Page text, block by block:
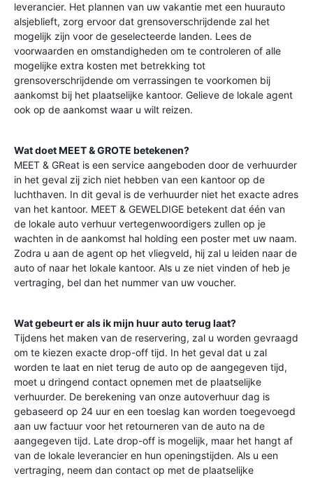
leverancier. Het plannen van uw vakantie met een huurauto
alsjeblieft, zorg ervoor dat grensoverschrijdende zal het
mogelijk zijn voor de geselecteerde landen. Lees de
voorwaarden en omstandigheden om te controleren of alle
mogelijke extra kosten met betrekking tot
grensoverschrijdende om verrassingen te voorkomen bij
aankomst bij het plaatselijke kantoor. Gelieve de lokale agent
ook op de aankomst waar u wilt reizen.
Wat doet MEET & GROTE betekenen?
MEET & GReat is een service aangeboden door de verhuurder
in het geval zij zich niet hebben van een kantoor op de
luchthaven. In dit geval is de verhuurder niet het exacte adres
van het kantoor. MEET & GEWELDIGE betekent dat één van
de lokale auto verhuur vertegenwoordigers zullen op je
wachten in de aankomst hal holding een poster met uw naam.
Zodra u aan de agent op het vliegveld, hij zal u leiden naar de
auto of naar het lokale kantoor. Als u ze niet vinden of heb je
vertraging, bel dan het nummer van uw voucher.
Wat gebeurt er als ik mijn huur auto terug laat?
Tijdens het maken van de reservering, zal u worden gevraagd
om te kiezen exacte drop-off tijd. In het geval dat u zal
worden te laat en niet terug de auto op de aangegeven tijd,
moet u dringend contact opnemen met de plaatselijke
verhuurder. De berekening van onze autoverhuur dag is
gebaseerd op 24 uur en een toeslag kan worden toegevoegd
aan uw factuur voor het retourneren van de auto na de
aangegeven tijd. Late drop-off is mogelijk, maar het hangt af
van de lokale leverancier en hun openingstijden. Als u een
vertraging, neem dan contact op met de plaatselijke